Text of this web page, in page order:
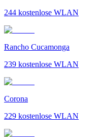
244 kostenlose WLAN
Rancho Cucamonga
239 kostenlose WLAN
Corona
229 kostenlose WLAN